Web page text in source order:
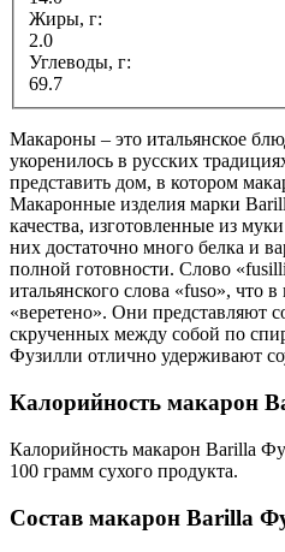
Жиры, г:
2.0
Углеводы, г:
69.7
Макароны – это итальянское
укоренилось в русских
представить дом, в котором
Макаронные изделия марки
качества, изготовленные из
них достаточно много белка и
полной готовности. Слово
итальянского слова «fuso», что в
«веретено». Они представляют
скрученных между собой по
Фузилли отлично удерживают
Калорийность макарон
Калорийность макарон Barilla
100 грамм сухого продукта.
Состав макарон Barilla